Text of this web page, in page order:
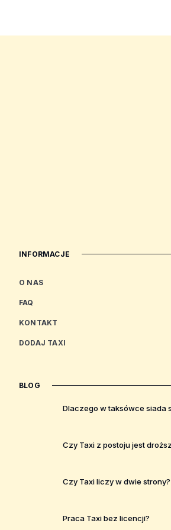
INFORMACJE
O NAS
FAQ
KONTAKT
DODAJ TAXI
BLOG
Dlaczego w taksówce siada
Czy Taxi z postoju jest
Czy Taxi liczy w dwie strony?
Praca Taxi bez licencji?